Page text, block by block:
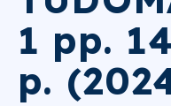
1 pp.
p.